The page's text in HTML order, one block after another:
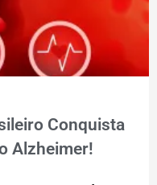
Conquista
Alzheimer!